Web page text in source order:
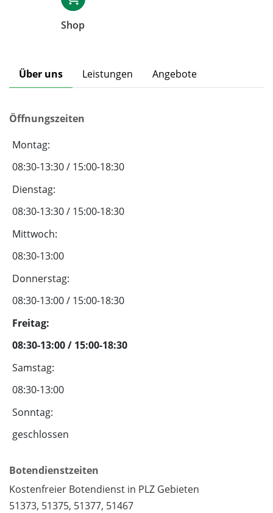
Shop
Über uns Leistungen Angebote
Öffnungszeiten
Montag:
08:30-13:30 / 15:00-18:30
Dienstag:
08:30-13:30 / 15:00-18:30
Mittwoch:
08:30-13:00
Donnerstag:
08:30-13:00 / 15:00-18:30
Freitag:
08:30-13:00 / 15:00-18:30
Samstag:
08:30-13:00
Sonntag:
geschlossen
Botendienstzeiten
Kostenfreier Botendienst in PLZ Gebieten
51373, 51375, 51377, 51467